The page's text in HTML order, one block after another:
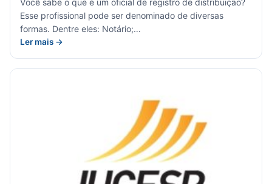
Você sabe o que é um oficial de registro de distribuição?
Esse profissional pode ser denominado de diversas
formas. Dentre eles: Notário;…
Ler mais →